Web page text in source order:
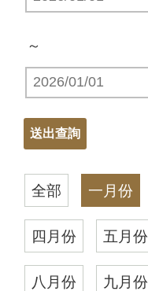
～
全部 一月份
四月份 五月份
八月份 九月份